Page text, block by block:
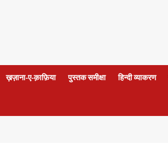
ख़ज़ाना-ए-क़ाफ़िया पुस्तक समीक्षा हिन्दी व्याकरण